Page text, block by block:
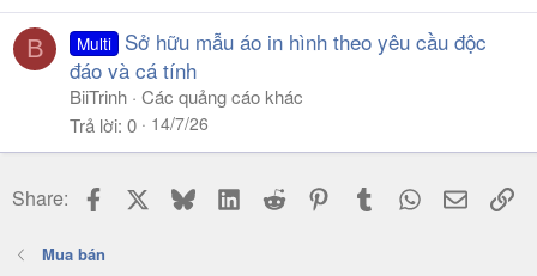
B Multi
Sở hữu mẫu áo in hình theo yêu cầu độc
đáo và cá tính
BiiTrinh Các quảng cáo khác
Trả lời 0 14/7/26
Share: Facebook BlueskyLinkedIn
Reddit PinterestTumblr WhatsApp
Email
Mua bán